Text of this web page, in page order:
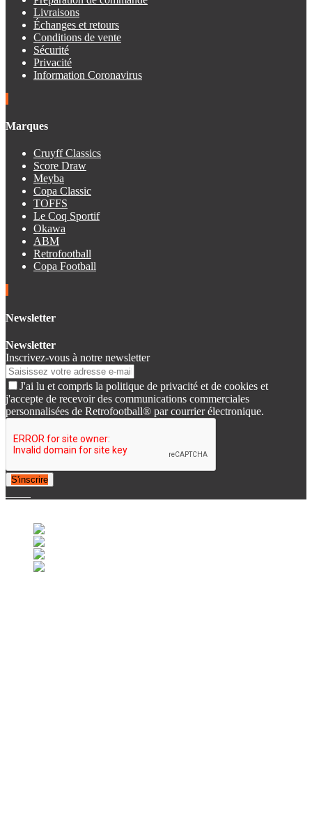
Livraisons
Échanges et retours
Conditions de vente
Sécurité
Privacité
Information Coronavirus
Marques
Cruyff Classics
Score Draw
Meyba
Copa Classic
TOFFS
Le Coq Sportif
Okawa
ABM
Retrofootball
Copa Football
Newsletter
Newsletter
Inscrivez-vous à notre newsletter
J'ai lu et compris la politique de privacité et de cookies et
j'accepte de recevoir des communications commerciales
personnalisées de Retrofootball® par courrier électronique.
S'inscrire